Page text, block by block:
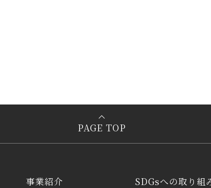
PAGE TOP
事業紹介 SDGsへの取り組